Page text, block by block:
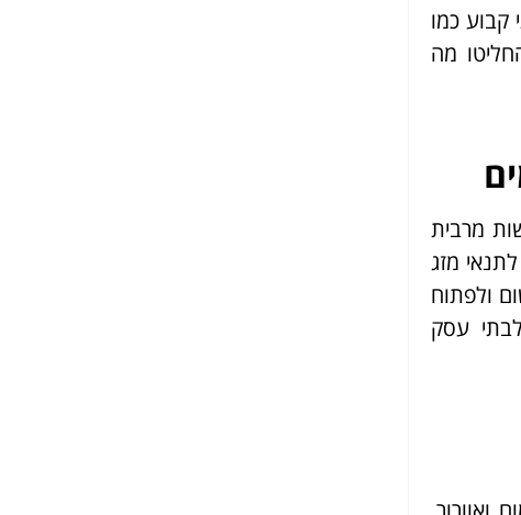
קבוע כמו
מה
מרבית
מזג
ולפתוח
עסק